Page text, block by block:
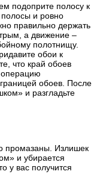
подоприте полосу к
полосы и ровно
правильно держать
а движение –
полотнищу.
обои к
что край обоев
операцию
обоев. После
и разгладьте
промазаны. Излишек
и убирается
у вас получится